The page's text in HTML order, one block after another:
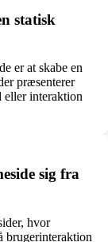
statisk
er at skabe en
præsenterer
interaktion
sig fra
hvor
brugerinteraktion